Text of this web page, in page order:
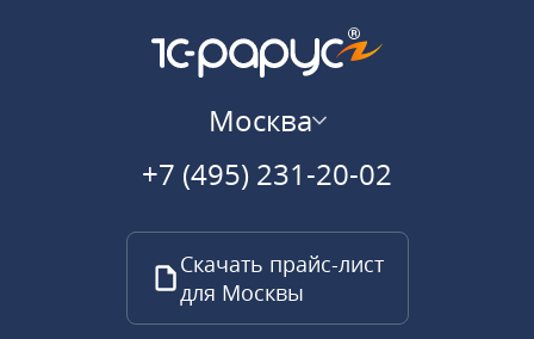
Москва
+7 (495) 231-20-02
Скачать прайс-лист
для Москвы